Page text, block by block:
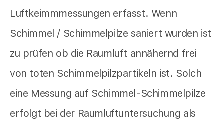
Luftkeimmmessungen erfasst. Wenn
Schimmel / Schimmelpilze saniert wurden ist
zu prüfen ob die Raumluft annähernd frei
von toten Schimmelpilzpartikeln ist. Solch
eine Messung auf Schimmel-Schimmelpilze
erfolgt bei der Raumluftuntersuchung als